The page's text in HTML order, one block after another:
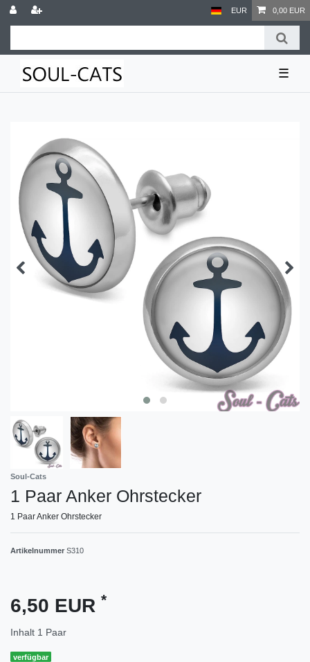
EUR 0,00 EUR
☰
Soul-Cats
1 Paar Anker Ohrstecker
1 Paar Anker Ohrstecker
Artikelnummer S310
6,50 EUR *
Inhalt 1 Paar
verfügbar